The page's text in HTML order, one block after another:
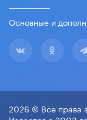
Основные и
2026 © Все права